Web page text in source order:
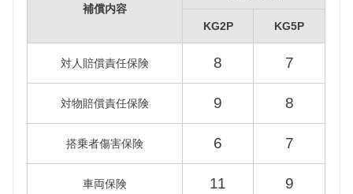
新税額（2019/10/1以降） 旧税額
KG2P
重量税
重量税は車両重量によって異なりますが、初代CX-8
はすべて同じ課税クラス（1500〜2000kg）に該当し
補償内容
KG2P KG5P
対人賠償責任保険 8 7
対物賠償責任保険 9 8
搭乗者傷害保険 6 7
車両保険 11 9